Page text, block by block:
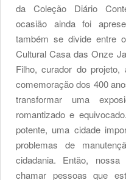
da Coleção Diário
ocasião ainda foi
também se divide entre
Cultural Casa das Onze
Filho, curador do
comemoração dos 400
transformar uma
romantizado e
potente, uma cidade
problemas de
cidadania. Então,
chamar pessoas que